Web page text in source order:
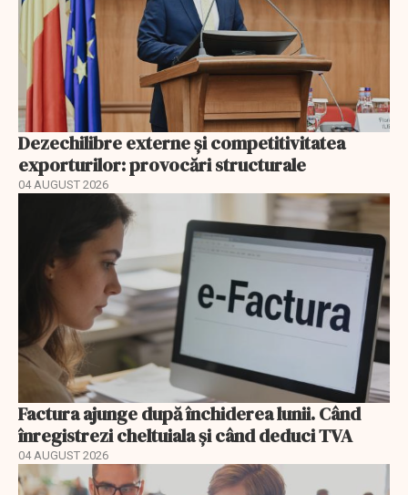
Dezechilibre externe și competitivitatea
exporturilor: provocări structurale
04 AUGUST 2026
Factura ajunge după închiderea lunii. Când
înregistrezi cheltuiala și când deduci TVA
04 AUGUST 2026